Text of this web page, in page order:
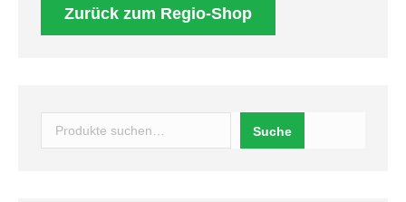
Zurück zum Regio-Shop
Suche